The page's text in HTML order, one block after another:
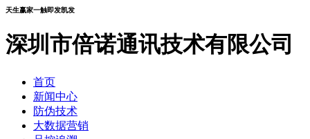
天生赢家一触即发凯发
深圳市倍诺通讯技术有限公司
首页
新闻中心
防伪技术
大数据营销